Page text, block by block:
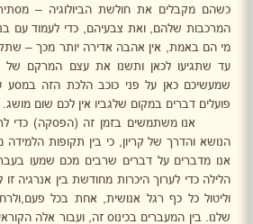
כשהם מקבלים את חולשת הביולוגיה –
המרכבות שלהם, ואת צבעיהם, כדי לעמוד עם
מי הם באמת, אין אהבה אדירה יותר מכך –
עד שתגיעו לכאן ותשנו את עצם המרקם של
שמעשיכם כאן על פני כוכב הלכת הזה במסע
פועלים דברים במקום שלגביו אין לכם שום מושג.
אנו משתמשים בזמן זה (הפסקה) כדי
הנושא והדרך של קריון, כי בין תקופות
אנו מדברים על דברים שרבים מכם שמעו
הלילה כדי לערוך היכרות מחודשת בין אנרגיה זו
וליטול כל כף רגל אנושית, אחת בכל
שלנו. בין המעברים בכינוס זה, ועבור אלה